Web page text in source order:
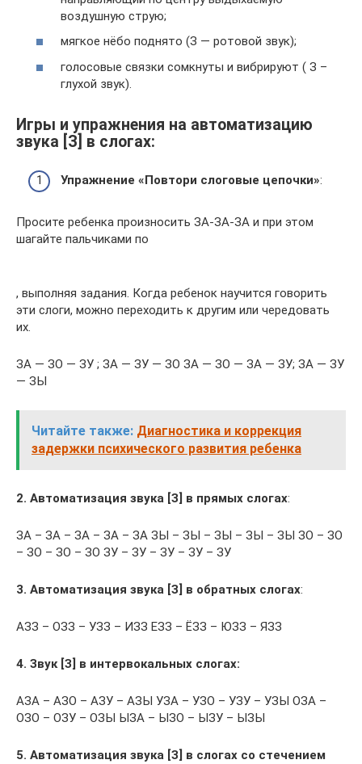
воздушную струю;
мягкое нёбо поднято (З — ротовой звук);
голосовые связки сомкнуты и вибрируют ( З –
глухой звук).
Игры и упражнения на автоматизацию
звука [З] в слогах:
Упражнение «Повтори слоговые цепочки»:
Просите ребенка произносить ЗА-ЗА-ЗА и при этом
шагайте пальчиками по
, выполняя задания. Когда ребенок научится говорить
эти слоги, можно переходить к другим или чередовать
их.
ЗА — ЗО — ЗУ ; ЗА — ЗУ — ЗО ЗА — ЗО — ЗА — ЗУ; ЗА — ЗУ
— ЗЫ
Читайте также: Диагностика и коррекция
задержки психического развития ребенка
2. Автоматизация звука [З] в прямых слогах:
ЗА – ЗА – ЗА – ЗА – ЗА ЗЫ – ЗЫ – ЗЫ – ЗЫ – ЗЫ ЗО – ЗО
– ЗО – ЗО – ЗО ЗУ – ЗУ – ЗУ – ЗУ – ЗУ
3. Автоматизация звука [З] в обратных слогах:
АЗЗ – ОЗЗ – УЗЗ – ИЗЗ ЕЗЗ – ЁЗЗ – ЮЗЗ – ЯЗЗ
4. Звук [З] в интервокальных слогах:
АЗА – АЗО – АЗУ – АЗЫ УЗА – УЗО – УЗУ – УЗЫ ОЗА –
ОЗО – ОЗУ – ОЗЫ ЫЗА – ЫЗО – ЫЗУ – ЫЗЫ
5. Автоматизация звука [З] в слогах со стечением